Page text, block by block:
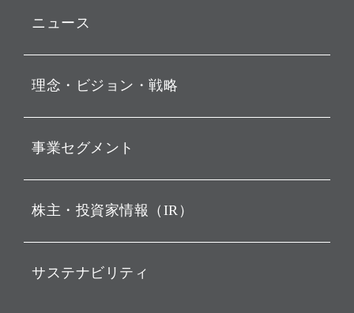
ニュース
お知らせ
動画配信
理念・ビジョン・戦略
経営理念
ビジョン
戦略
バリュー
ソフトバンクグループの歩
事業セグメント
ソフトバンク・ビジョン・
株主・投資家情報（IR）
IRカレンダー
サステナビリティ